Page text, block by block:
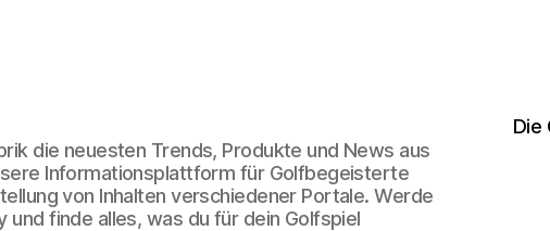
die neuesten Trends, Produkte und News aus
Informationsplattform für Golfbegeisterte
von Inhalten verschiedener Portale. Werde
und finde alles, was du für dein Golfspiel
Die